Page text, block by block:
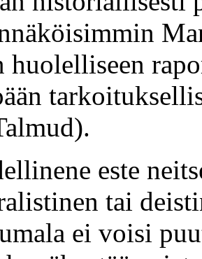
huolelliseen
este
tai
ei voisi